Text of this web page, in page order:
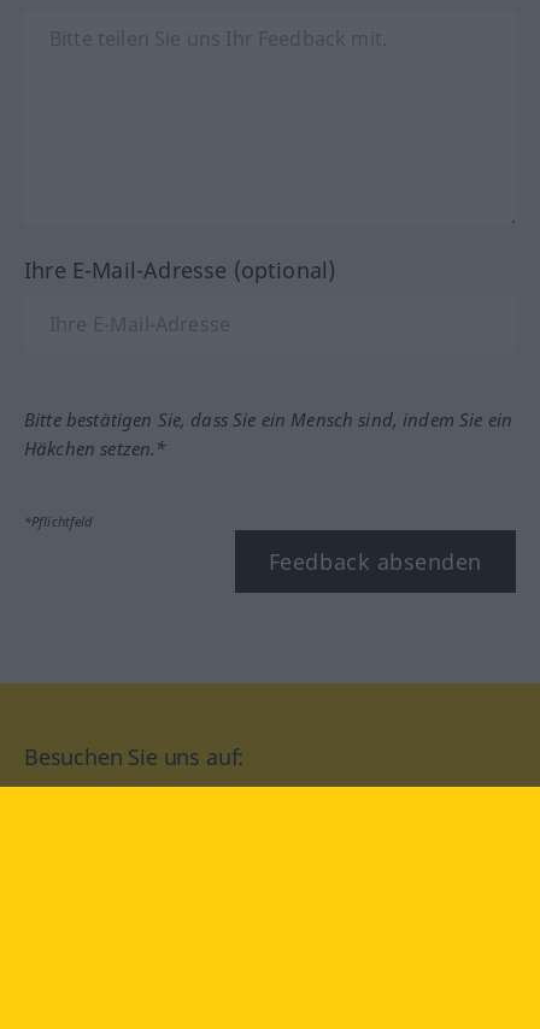
Ihre E-Mail-Adresse (optional)
Bitte bestätigen Sie, dass Sie ein Mensch sind, indem Sie ein
Häkchen setzen.*
*Pflichtfeld
Feedback absenden
Besuchen Sie uns auf: